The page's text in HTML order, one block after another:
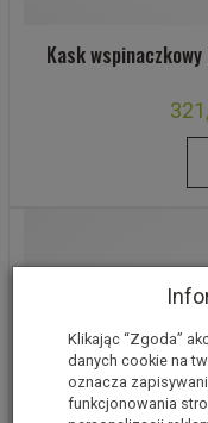
Kask
Klikając “Zgoda”
danych cookie na
oznacza
funkcjonowania